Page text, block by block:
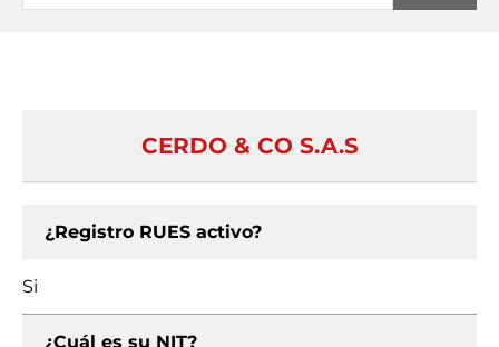
CERDO & CO S.A.S
¿Registro RUES activo?
Si
¿Cuál es su NIT?